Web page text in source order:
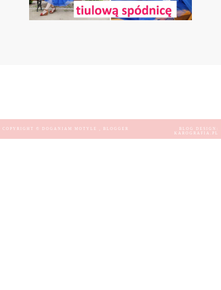
COPYRIGHT © DOGANIAM MOTYLE , BLOGGER
BLOG DESIGN:
KAROGRAFIA.PL